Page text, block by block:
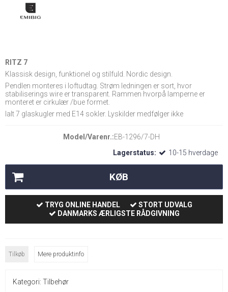
RITZ 7
Klassisk design, funktionel og stilfuld. Nordic design.
Pendlen monteres i loftudtag. Strøm ledningen er sort, hvor
stabiliserings wire er transparent. Rammen hvorpå lamperne er
monteret er cirkulær /bue formet.
Ialt 7 glaskugler med E14 sokler. Lyskilder medfølger ikke
Model/Varenr.:EB-1296/7-DH
Lagerstatus:
10-15 hverdage
KØB
TRYG ONLINE HANDEL
STORT UDVALG
DANMARKS ÆRLIGSTE RÅDGIVNING
Tilkøb Mere produktinfo
Kategori: Tilbehør